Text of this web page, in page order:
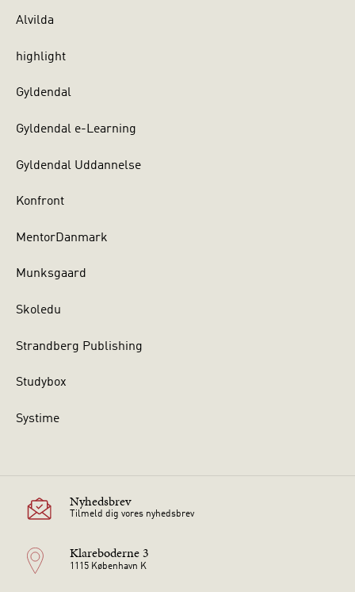
Alvilda
highlight
Gyldendal
Gyldendal e-Learning
Gyldendal Uddannelse
Konfront
MentorDanmark
Munksgaard
Skoledu
Strandberg Publishing
Studybox
Systime
Nyhedsbrev
Tilmeld dig vores nyhedsbrev
Klareboderne 3
1115 København K